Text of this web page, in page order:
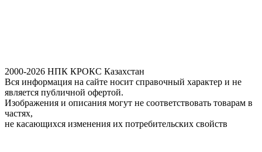
2000-2026 НПК КРОКС Казахстан
Вся информация на сайте носит справочный характер и не
является публичной офертой.
Изображения и описания могут не соответствовать товарам в
частях,
не касающихся изменения их потребительских свойств